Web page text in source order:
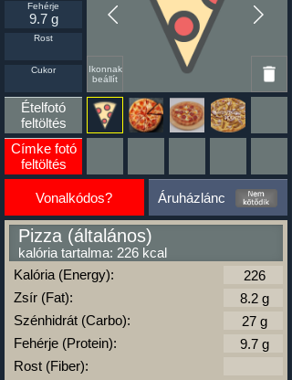
Ikonnak
beállít
Fehérje
9.7 g
Rost
Cukor
Ételfotó
feltöltés
Címke fotó
feltöltés
Vonalkódos? Áruházlánc
Pizza (általános)
kalória tartalma: 226 kcal
Kalória (Energy):
Zsír (Fat):
Szénhidrát (Carbo):
Fehérje (Protein):
Rost (Fiber):